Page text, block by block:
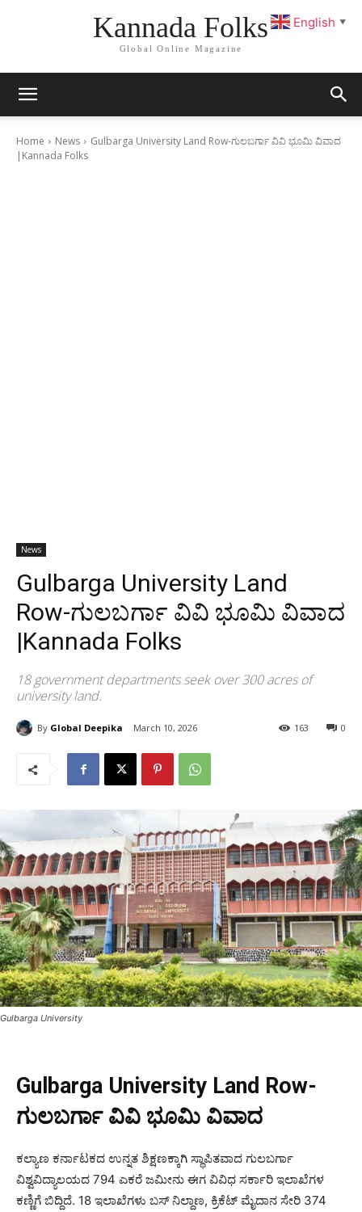
Kannada Folks
Global Online Magazine
Home News
Gulbarga University Land Row-ಗುಲಬರ್ಗಾ ವಿವಿ ಭೂಮಿ ವಿವಾದ
|Kannada Folks
News
Gulbarga University Land
Row-ಗುಲಬರ್ಗಾ ವಿವಿ ಭೂಮಿ ವಿವಾದ
|Kannada Folks
18 government departments seek over 300 acres of
university land.
By Global Deepika March 10, 2026 0
163
Gulbarga University
Gulbarga University Land Row-
ಗುಲಬರ್ಗಾ ವಿವಿ ಭೂಮಿ ವಿವಾದ
ಕಲ್ಯಾಣ ಕರ್ನಾಟಕದ ಉನ್ನತ ಶಿಕ್ಷಣಕ್ಕಾಗಿ ಸ್ಥಾಪಿತವಾದ ಗುಲಬರ್ಗಾ
ವಿಶ್ವವಿದ್ಯಾಲಯದ 794 ಎಕರೆ ಜಮೀನು ಈಗ ವಿವಿಧ ಸರ್ಕಾರಿ ಇಲಾಖೆಗಳ
ಕಣ್ಣಿಗೆ ಬಿದ್ದಿದೆ. 18 ಇಲಾಖೆಗಳು ಬಸ್ ನಿಲ್ದಾಣ, ಕ್ರಿಕೆಟ್ ಮೈದಾನ ಸೇರಿ 374
English ▼